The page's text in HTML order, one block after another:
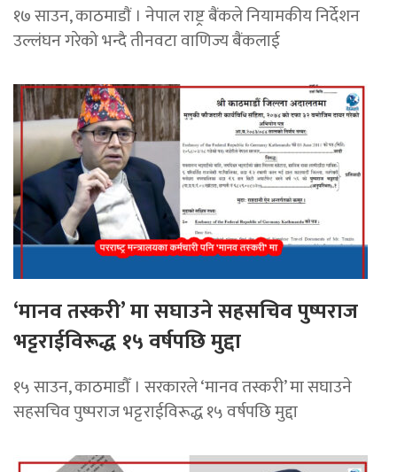
१७ साउन, काठमाडाैं । नेपाल राष्ट्र बैंकले नियामकीय निर्देशन
उल्लंघन गरेको भन्दै तीनवटा वाणिज्य बैंकलाई
‘मानव तस्करी’ मा सघाउने सहसचिव पुष्पराज
भट्टराईविरूद्ध १५ वर्षपछि मुद्दा
१५ साउन, काठमाडौँ । सरकारले ‘मानव तस्करी’ मा सघाउने
सहसचिव पुष्पराज भट्टराईविरूद्ध १५ वर्षपछि मुद्दा